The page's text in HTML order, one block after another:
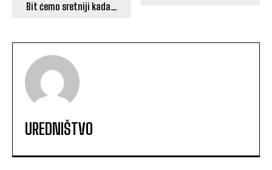
Bit ćemo sretniji kada…
UREDNIŠTVO